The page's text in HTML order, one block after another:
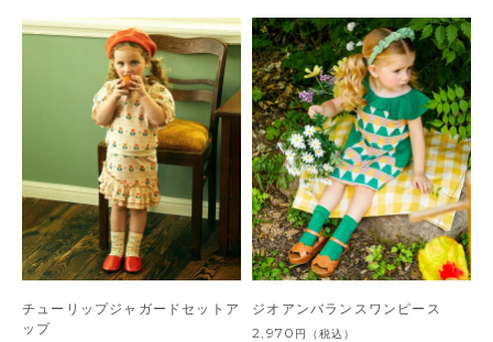
チューリップジャガードセットア
ップ
ジオアンバランスワンピース
2,970 円 （税込）